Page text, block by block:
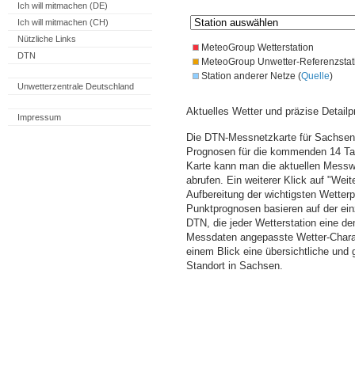
Ich will mitmachen (DE)
Ich will mitmachen (CH)
Nützliche Links
DTN
Unwetterzentrale Deutschland
Impressum
MeteoGroup Wetterstation
MeteoGroup Unwetter-
Station anderer Netze (Quelle)
Aktuelles Wetter und präzise
Die DTN-Messnetzkarte für
Prognosen für die kommenden 14
Karte kann man die aktuellen
abrufen. Ein weiterer Klick auf
Aufbereitung der wichtigsten
Punktprognosen basieren auf der
DTN, die jeder Wetterstation eine
Messdaten angepasste Wetter-
einem Blick eine übersichtliche und
Standort in Sachsen.